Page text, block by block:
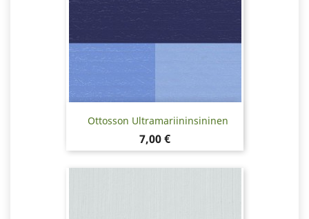
Ottosson Ultramariininsininen
Hinta
7,00 €